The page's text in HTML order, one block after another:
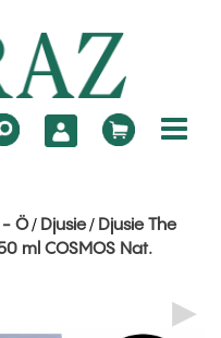
- Ö/ Djusie/ Djusie The
ml COSMOS Nat.
▶